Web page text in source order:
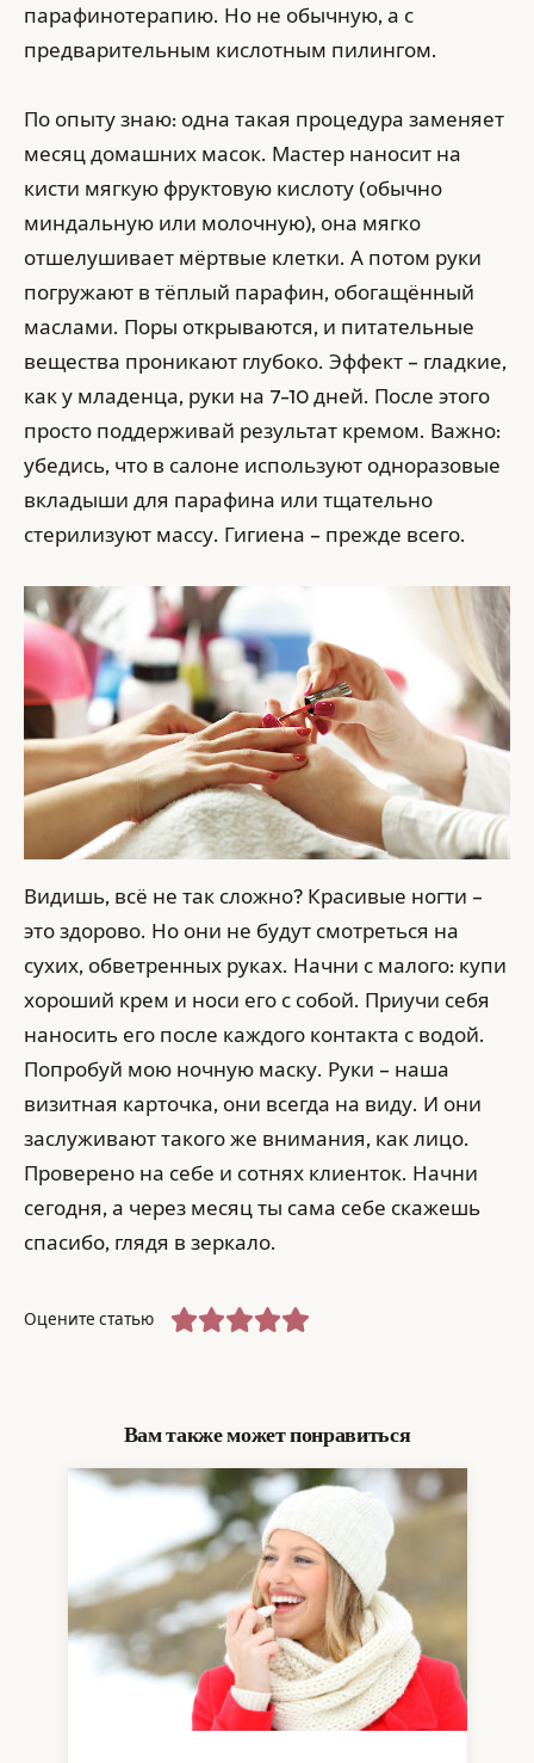
парафинотерапию. Но не обычную, а с
предварительным кислотным пилингом.
По опыту знаю: одна такая процедура заменяет
месяц домашних масок. Мастер наносит на
кисти мягкую фруктовую кислоту (обычно
миндальную или молочную), она мягко
отшелушивает мёртвые клетки. А потом руки
погружают в тёплый парафин, обогащённый
маслами. Поры открываются, и питательные
вещества проникают глубоко. Эффект – гладкие,
как у младенца, руки на 7-10 дней. После этого
просто поддерживай результат кремом. Важно:
убедись, что в салоне используют одноразовые
вкладыши для парафина или тщательно
стерилизуют массу. Гигиена – прежде всего.
Видишь, всё не так сложно? Красивые ногти –
это здорово. Но они не будут смотреться на
сухих, обветренных руках. Начни с малого: купи
хороший крем и носи его с собой. Приучи себя
наносить его после каждого контакта с водой.
Попробуй мою ночную маску. Руки – наша
визитная карточка, они всегда на виду. И они
заслуживают такого же внимания, как лицо.
Проверено на себе и сотнях клиенток. Начни
сегодня, а через месяц ты сама себе скажешь
спасибо, глядя в зеркало.
Оцените статью
Вам также может понравиться